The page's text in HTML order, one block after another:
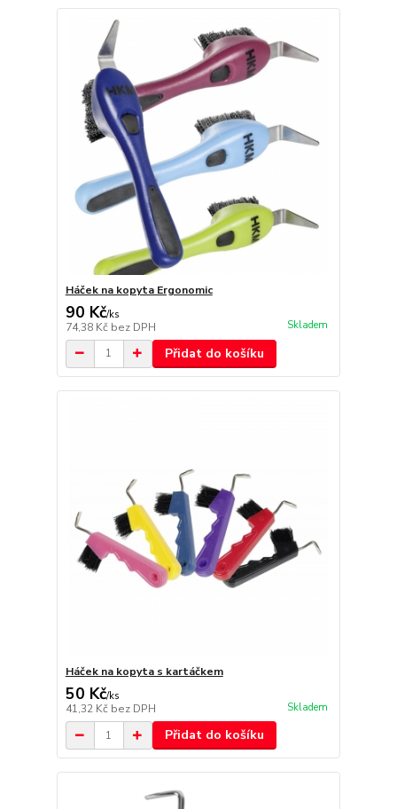
Háček na kopyta Ergonomic
90 Kč/ks
74,38 Kč bez DPH Skladem
Přidat do košíku
Háček na kopyta s kartáčkem
50 Kč/ks
41,32 Kč bez DPH Skladem
Přidat do košíku